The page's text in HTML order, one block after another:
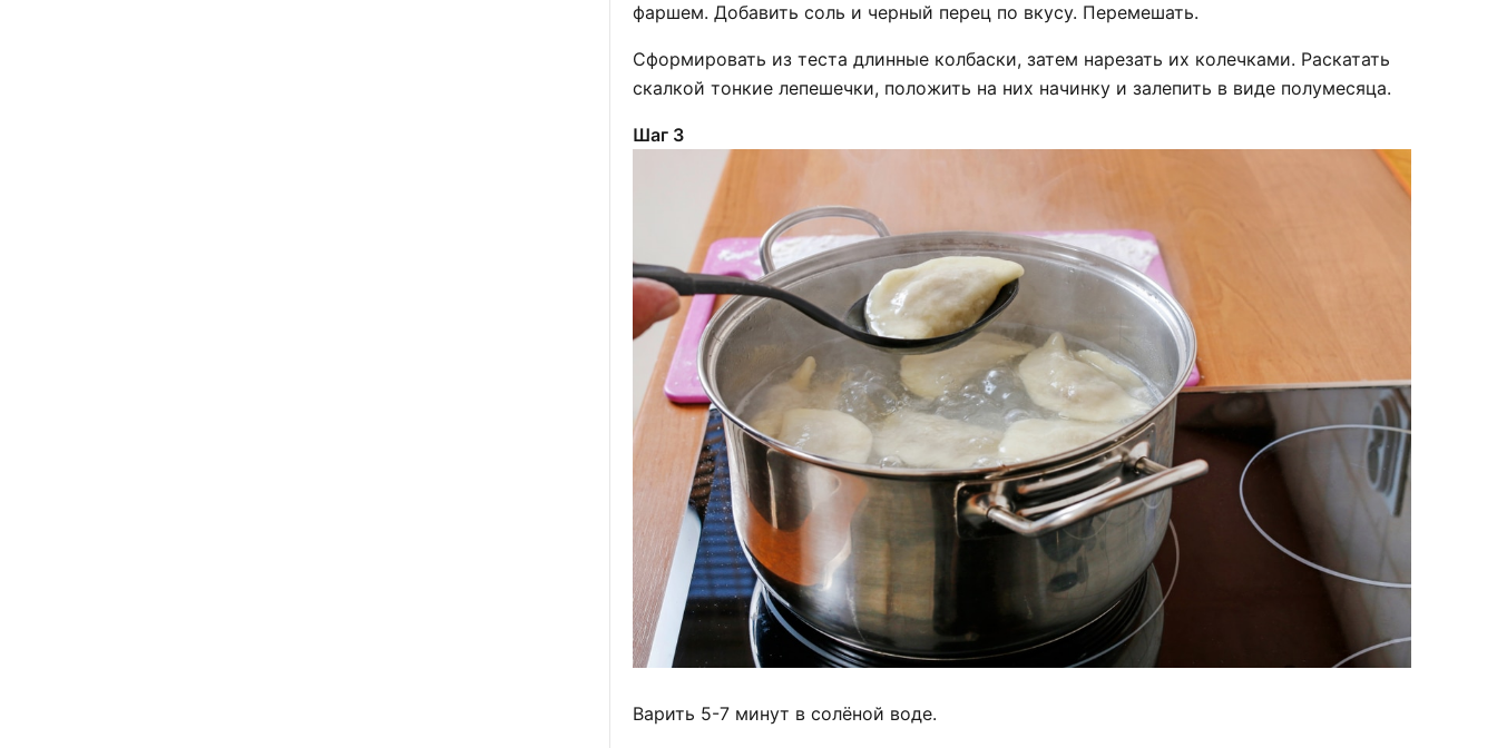
фаршем. Добавить соль и черный перец по вкусу. Перемешать.
Сформировать из теста длинные колбаски, затем нарезать их колечками. Раскатать
скалкой тонкие лепешечки, положить на них начинку и залепить в виде полумесяца.
Шаг 3
Варить 5-7 минут в солёной воде.